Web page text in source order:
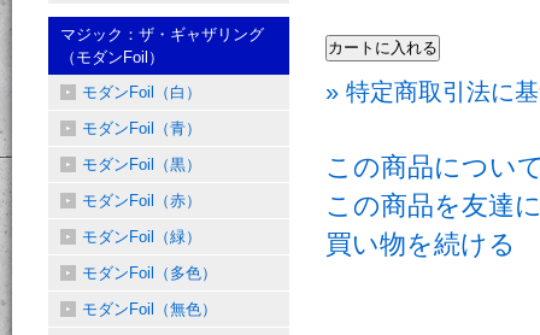
» 特定商取引法に
この商品につい
この商品を友達
買い物を続ける
マジック：ザ・ギャザリング
（モダンFoil）
モダンFoil（白）
モダンFoil（青）
モダンFoil（黒）
モダンFoil（赤）
モダンFoil（緑）
モダンFoil（多色）
モダンFoil（無色）